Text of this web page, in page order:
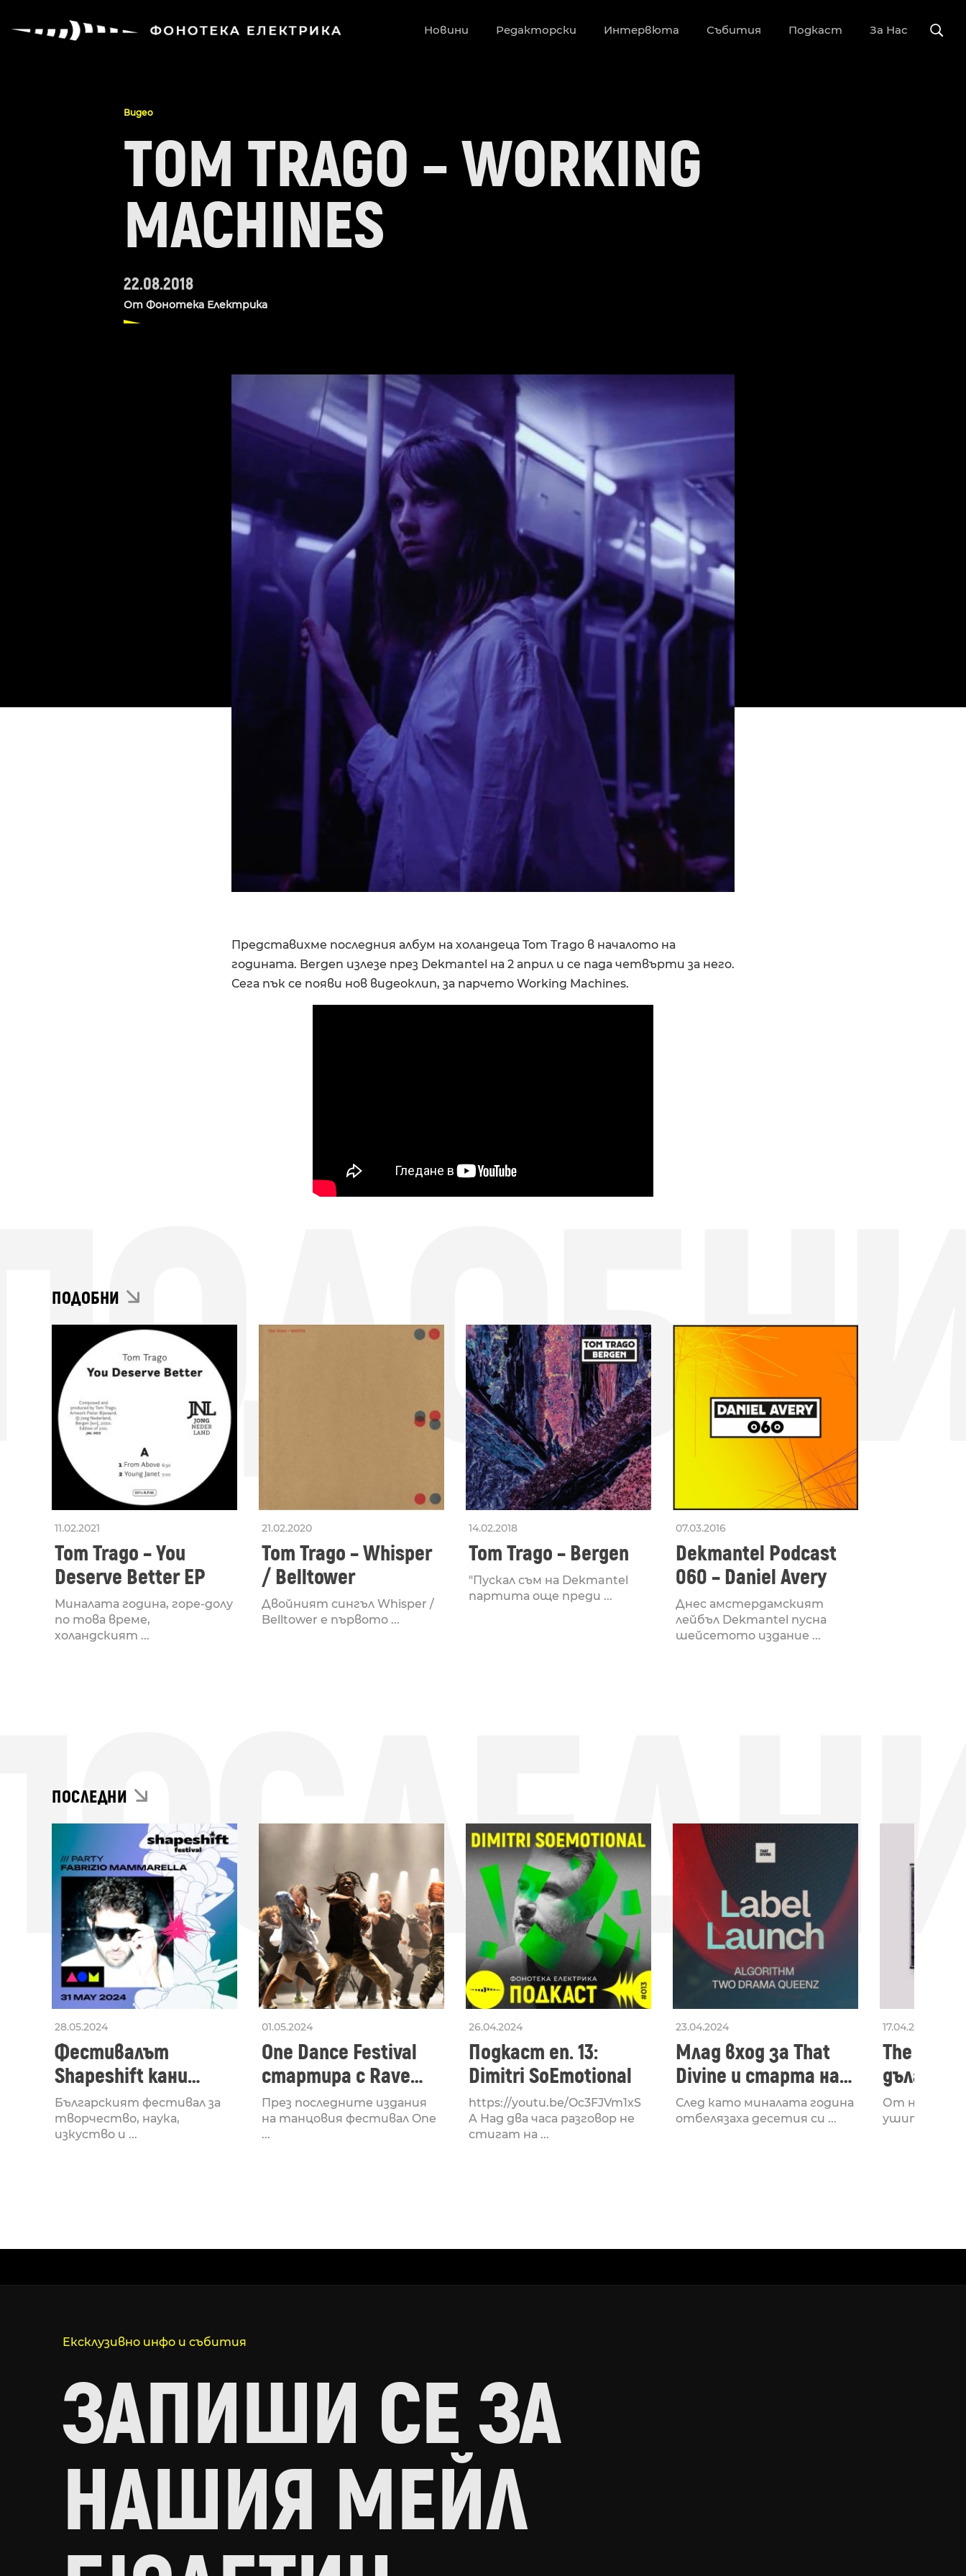
Новини Редакторски Интервюта Събития Подкаст За Нас
Видео
TOM TRAGO – WORKING
MACHINES
22.08.2018
От Фонотека Електрика
Представихме последния албум на холандеца Tom Trago в началото на
годината. Bergen излезе през Dekmantel на 2 април и се пада четвърти за него.
Сега пък се появи нов видеоклип, за парчето Working Machines.
ПОДОБНИ
11.02.2021
Tom Trago – You
Deserve Better EP
Миналата година, горе-долу
по това време,
холандският ...
21.02.2020
Tom Trago – Whisper
/ Belltower
Двойният сингъл Whisper /
Belltower е първото ...
14.02.2018
Tom Trago – Bergen
"Пускал съм на Dekmantel
партита още преди ...
07.03.2016
Dekmantel Podcast
060 – Daniel Avery
Днес амстердамският
лейбъл Dekmantel пусна
шейсетото издание ...
ПОСЛЕДНИ
28.05.2024
Фестивалът
Shapeshift кани
Fabrizio Mammarella
за откриването си
Българският фестивал за
творчество, наука,
изкуство и ...
01.05.2024
One Dance Festival
стартира с Rave
Lucid, посветен на
рейв културата
През последните издания
на танцовия фестивал One
...
26.04.2024
Подкаст еп. 13:
Dimitri SoEmotional
https://youtu.be/Oc3FJVm1xS
A Над два часа разговор не
стигат на ...
23.04.2024
Млад вход за That
Divine и старта на
лейбъла им
След като миналата година
отбелязаха десетия си ...
17.04.2024
The
втори
излезе
От няколко
ушите и
Ексклузивно инфо и събития
ЗАПИШИ СЕ ЗА
НАШИЯ МЕЙЛ